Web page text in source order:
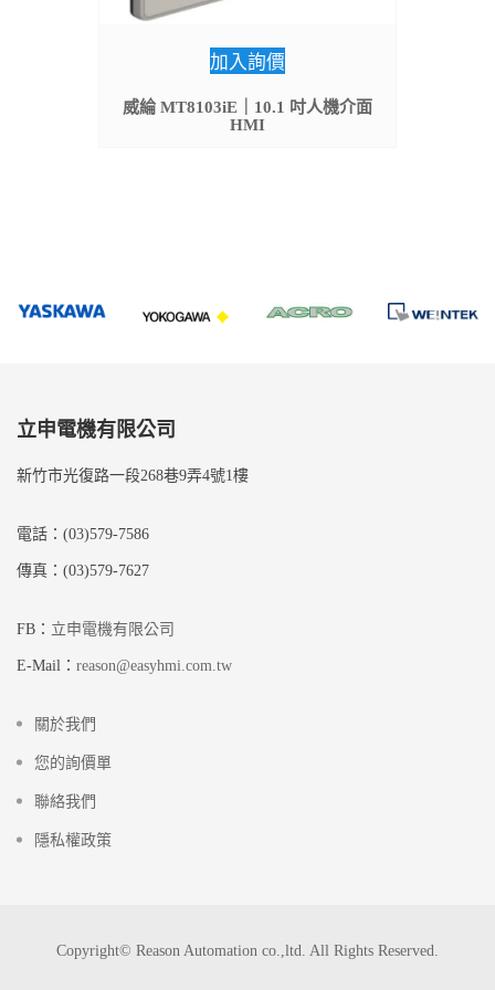
加入詢價
威綸 MT8103iE｜10.1 吋人機介面
HMI
立申電機有限公司
新竹市光復路一段268巷9弄4號1樓
電話：(03)579-7586
傳真：(03)579-7627
FB： 立申電機有限公司
E-Mail： reason@easyhmi.com.tw
關於我們
您的詢價單
聯絡我們
隱私權政策
Copyright© Reason Automation co.,ltd. All Rights Reserved.